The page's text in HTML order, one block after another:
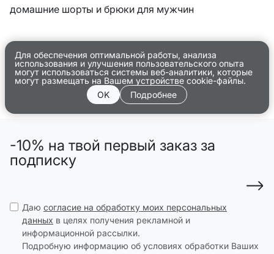
домашние шорты и брюки для мужчин
Для обеспечения оптимальной работы, анализа
использования и улучшения пользовательского опыта
могут использоваться системы веб-аналитики, которые
могут размещать на Вашем устройстве cookie-файлы.
OK
Подробнее
-10% на твой первый заказ за
подписку
Даю согласие на обработку моих персональных
данных в целях получения рекламной и
информационной рассылки.
Подробную информацию об условиях обработки Ваших